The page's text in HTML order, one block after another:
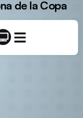
de la Copa